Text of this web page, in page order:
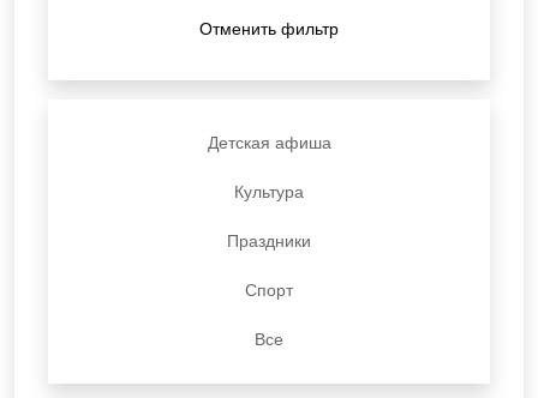
Отменить фильтр
Детская афиша
Культура
Праздники
Спорт
Все